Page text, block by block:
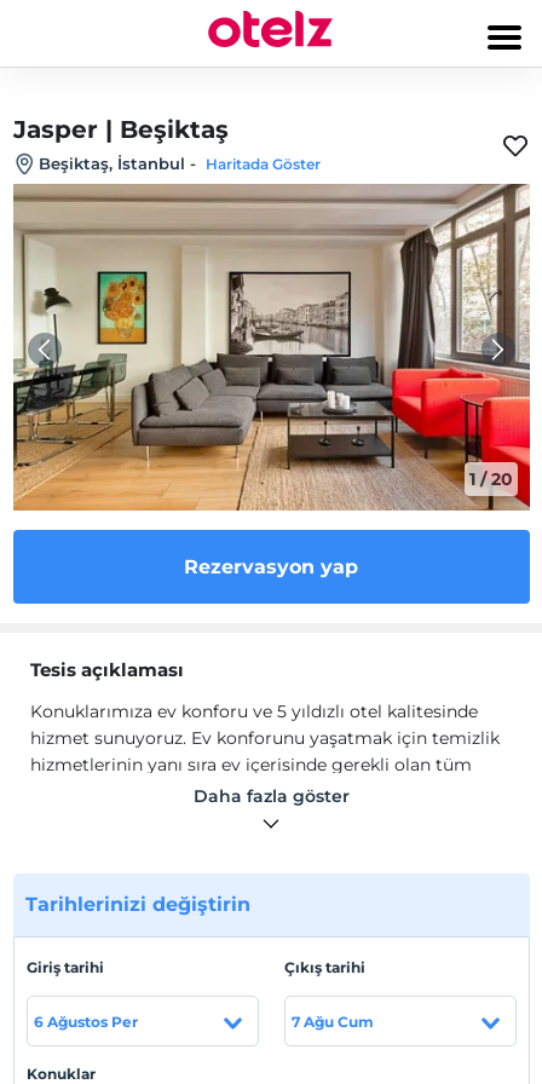
Jasper | Beşiktaş
Beşiktaş, İstanbul - Haritada Göster
1 /20
Rezervasyon yap
Tesis açıklaması
Konuklarımıza ev konforu ve 5 yıldızlı otel kalitesinde
hizmet sunuyoruz. Ev konforunu yaşatmak için temizlik
hizmetlerinin yanı sıra ev içerisinde gerekli olan tüm
olanakları sağlıyoruz.
Beşiktaş; çok yönlülüğü, canlılığı, Avrupa ve Doğu
rengarenk ilçenin en güzel yerinde sizin için özel bir
yerimiz var. Adını aldığı doğal taş kadar koruyucu ve
tüm negatif enerjilerden arınacaksınız. Beşiktaş'ın
kalbinde canlandırıcı bir konaklama deneyimi için şimdi
rezervasyon yapın!
Tesis lokasyon bilgileri
Daha fazla göster
Tarihlerinizi değiştirin
Giriş tarihi
6 Ağustos Per
Çıkış tarihi
7 Ağu Cum
Konuklar